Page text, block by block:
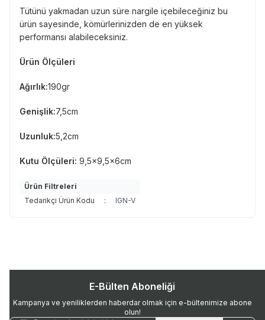
Tütünü yakmadan uzun süre nargile içebileceğiniz bu
ürün sayesinde, kömürlerinizden de en yüksek
performansı alabileceksiniz.
Ürün Ölçüleri
Ağırlık:190gr
Genişlik:7,5cm
Uzunluk:5,2cm
Kutu Ölçüleri: 9,5x9,5x6cm
Ürün Filtreleri
Tedarikçi Ürün Kodu
: IGN-V
E-Bülten Aboneliği
Kampanya ve yeniliklerden haberdar olmak için e-bültenimize abone
olun!